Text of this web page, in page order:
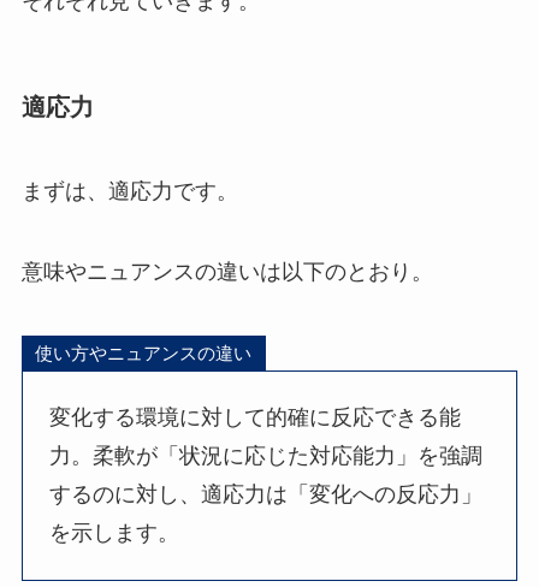
適応力
まずは、適応力です。
意味やニュアンスの違いは以下のとおり。
使い方やニュアンスの違い
変化する環境に対して的確に反応できる能
力。柔軟が「状況に応じた対応能力」を強調
するのに対し、適応力は「変化への反応力」
を示します。